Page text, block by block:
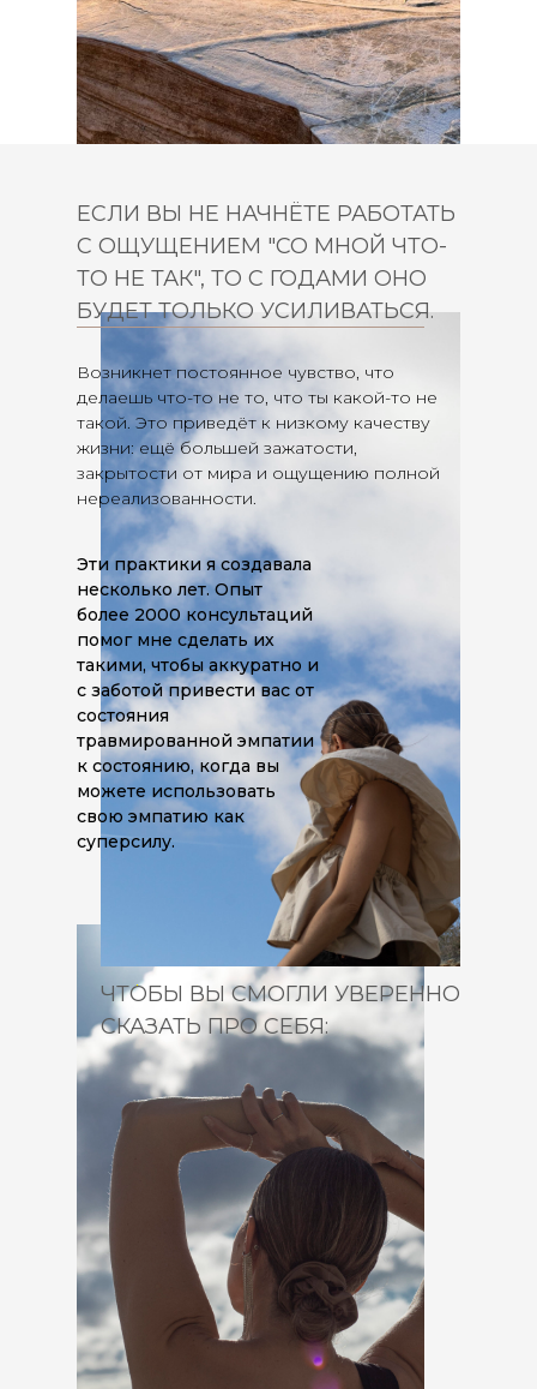
ЕСЛИ ВЫ НЕ НАЧНЁТЕ РАБОТАТЬ
С ОЩУЩЕНИЕМ "СО МНОЙ ЧТО-
ТО НЕ ТАК", ТО С ГОДАМИ ОНО
БУДЕТ ТОЛЬКО УСИЛИВАТЬСЯ.
Возникнет постоянное чувство, что
делаешь что-то не то, что ты какой-то не
такой. Это приведёт к низкому качеству
жизни: ещё большей зажатости,
закрытости от мира и ощущению полной
нереализованности.
Эти практики я создавала
несколько лет. Опыт
более 2000 консультаций
помог мне сделать их
такими, чтобы аккуратно и
с заботой привести вас от
состояния
травмированной эмпатии
к состоянию, когда вы
можете использовать
свою эмпатию как
суперсилу.
ЧТОБЫ ВЫ СМОГЛИ УВЕРЕННО
СКАЗАТЬ ПРО СЕБЯ: